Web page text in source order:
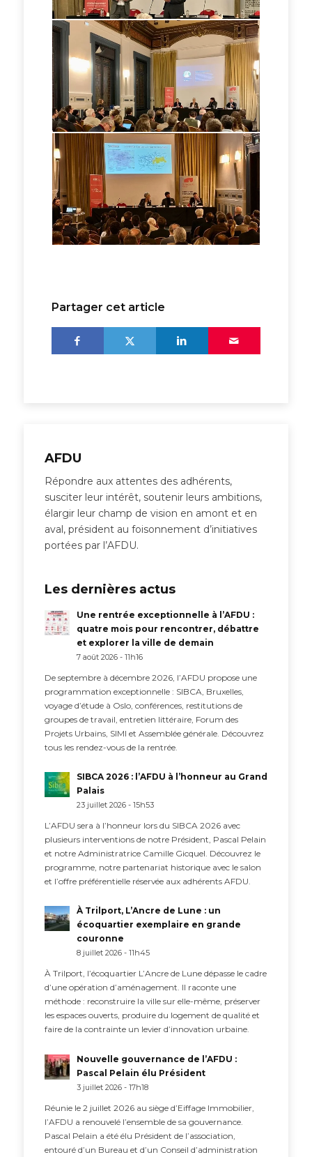
Partager cet article
AFDU
Répondre aux attentes des adhérents,
susciter leur intérêt, soutenir leurs ambitions,
élargir leur champ de vision en amont et en
aval, président au foisonnement d’initiatives
portées par l’AFDU.
Les dernières actus
Une rentrée exceptionnelle à l’AFDU :
quatre mois pour rencontrer, débattre
et explorer la ville de demain
7 août 2026 - 11h16
De septembre à décembre 2026, l’AFDU propose une
programmation exceptionnelle : SIBCA, Bruxelles,
voyage d’étude à Oslo, conférences, restitutions de
groupes de travail, entretien littéraire, Forum des
Projets Urbains, SIMI et Assemblée générale. Découvrez
tous les rendez-vous de la rentrée.
SIBCA 2026 : l’AFDU à l’honneur au Grand
Palais
23 juillet 2026 - 15h53
L’AFDU sera à l’honneur lors du SIBCA 2026 avec
plusieurs interventions de notre Président, Pascal Pelain
et notre Administratrice Camille Gicquel. Découvrez le
programme, notre partenariat historique avec le salon
et l’offre préférentielle réservée aux adhérents AFDU.
À Trilport, L’Ancre de Lune : un
écoquartier exemplaire en grande
couronne
8 juillet 2026 - 11h45
À Trilport, l’écoquartier L’Ancre de Lune dépasse le cadre
d’une opération d’aménagement. Il raconte une
méthode : reconstruire la ville sur elle-même, préserver
les espaces ouverts, produire du logement de qualité et
faire de la contrainte un levier d’innovation urbaine.
Nouvelle gouvernance de l’AFDU :
Pascal Pelain élu Président
3 juillet 2026 - 17h18
Réunie le 2 juillet 2026 au siège d’Eiffage Immobilier,
l’AFDU a renouvelé l’ensemble de sa gouvernance.
Pascal Pelain a été élu Président de l’association,
entouré d’un Bureau et d’un Conseil d’administration